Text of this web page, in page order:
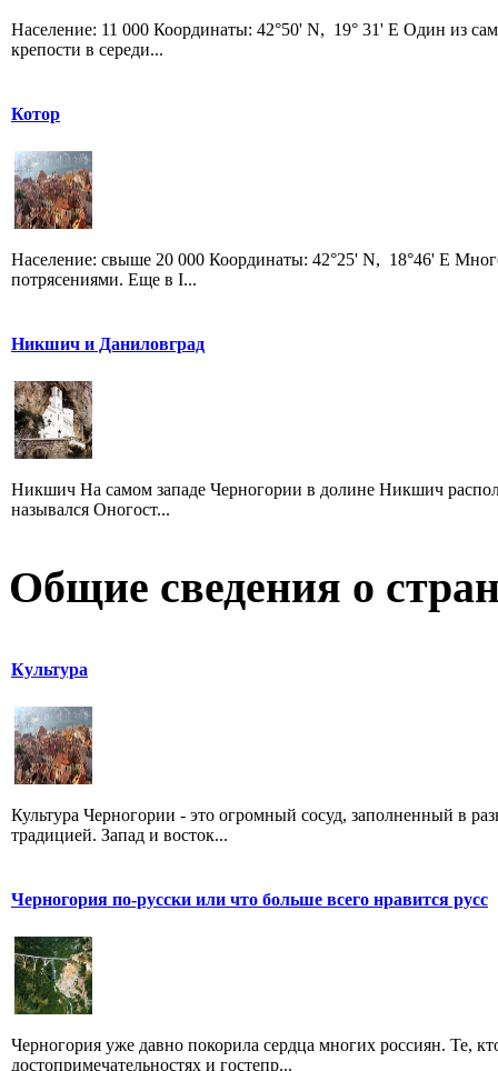
Население: 11 000 Координаты: 42°50' N, 19° 31' E Один из
крепости в середи...
Котор
Население: свыше 20 000 Координаты: 42°25' N, 18°46' E
потрясениями. Еще в I...
Никшич и Даниловград
Никшич На самом западе Черногории в долине Никшич
назывался Оногост...
Общие сведения о
Культура
Культура Черногории - это огромный сосуд, заполненный в
традицией. Запад и восток...
Черногория по-русски или что больше всего нравится русс
Черногория уже давно покорила сердца многих россиян. Те,
достопримечательностях и гостепр...